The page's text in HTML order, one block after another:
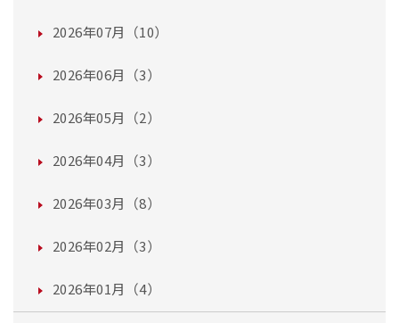
2026年07月（10）
2026年06月（3）
2026年05月（2）
2026年04月（3）
2026年03月（8）
2026年02月（3）
2026年01月（4）